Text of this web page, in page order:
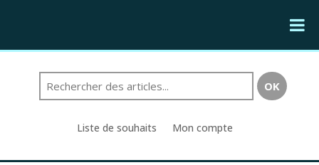
Liste de souhaits Mon compte